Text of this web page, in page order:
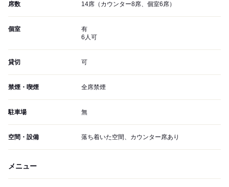
席数 14席（カウンター8席、個室6席）
個室
有
6人可
貸切 可
禁煙・喫煙 全席禁煙
駐車場 無
空間・設備 落ち着いた空間、カウンター席あり
メニュー